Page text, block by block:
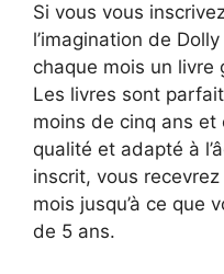
Si vous vous
l’imagination de
chaque mois un
Les livres sont
moins de cinq ans
qualité et adapté à
inscrit, vous
mois jusqu’à ce que
de 5 ans.